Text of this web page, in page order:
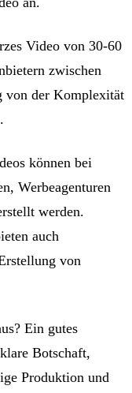
Video von 30-60
zwischen
von der Komplexität
können bei
Werbeagenturen
werden.
auch
von
Ein gutes
Botschaft,
Produktion und